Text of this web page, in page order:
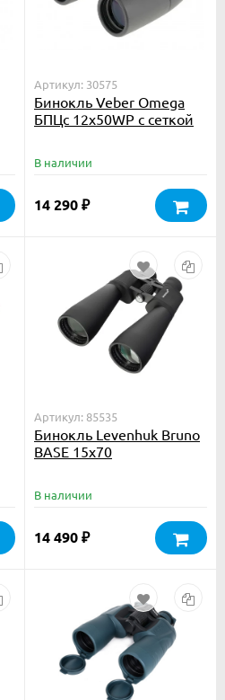
Артикул: 30575
Бинокль Veber Omega
БПЦс 12x50WP с сеткой
В наличии
14 290 ₽
Артикул: 85535
Бинокль Levenhuk Bruno
BASE 15x70
В наличии
14 490 ₽